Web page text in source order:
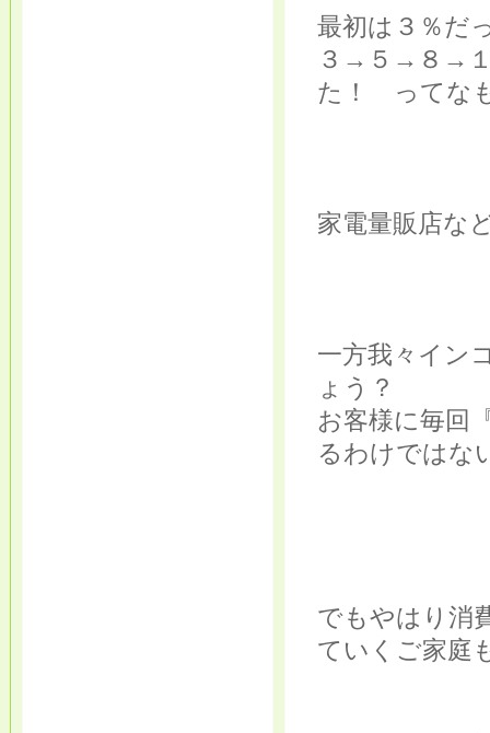
最初は３％だ
３→５→８→
た！ ってな
家電量販店な
一方我々イン
ょう？
お客様に毎回
るわけではな
でもやはり消
ていくご家庭